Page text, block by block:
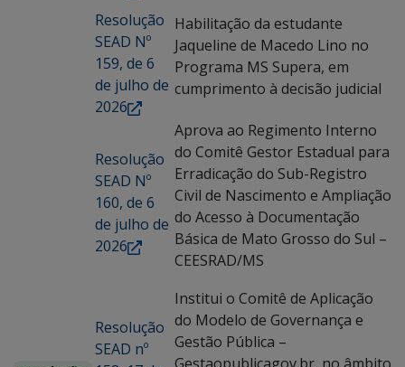
Resolução
SEAD Nº
159, de 6
de julho de
2026
Habilitação da estudante
Jaqueline de Macedo Lino no
Programa MS Supera, em
cumprimento à decisão judicial
Resolução
SEAD Nº
160, de 6
de julho de
2026
Aprova ao Regimento Interno
do Comitê Gestor Estadual para
Erradicação do Sub-Registro
Civil de Nascimento e Ampliação
do Acesso à Documentação
Básica de Mato Grosso do Sul –
CEESRAD/MS
Resolução
SEAD nº
Institui o Comitê de Aplicação
do Modelo de Governança e
Gestão Pública –